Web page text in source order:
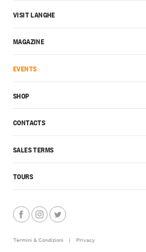
CONTACTS
SALES TERMS
TOURS
VISIT LANGHE
MAGAZINE
EVENTS
SHOP
Termini & Condizioni |
Privacy